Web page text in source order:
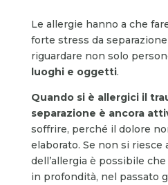
Le allergie hanno a che
forte stress da
riguardare non solo
luoghi e oggetti.
Quando si è allergici il
separazione è ancora
soffrire, perché il dolore
elaborato. Se non si riesce
dell’allergia è possibile
in profondità, nel passato